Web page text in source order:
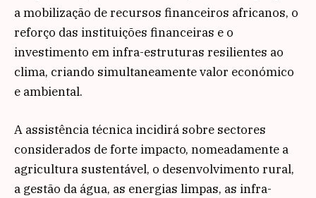
a mobilização de recursos financeiros africanos, o
reforço das instituições financeiras e o
investimento em infra-estruturas resilientes ao
clima, criando simultaneamente valor económico
e ambiental.
A assistência técnica incidirá sobre sectores
considerados de forte impacto, nomeadamente a
agricultura sustentável, o desenvolvimento rural,
a gestão da água, as energias limpas, as infra-